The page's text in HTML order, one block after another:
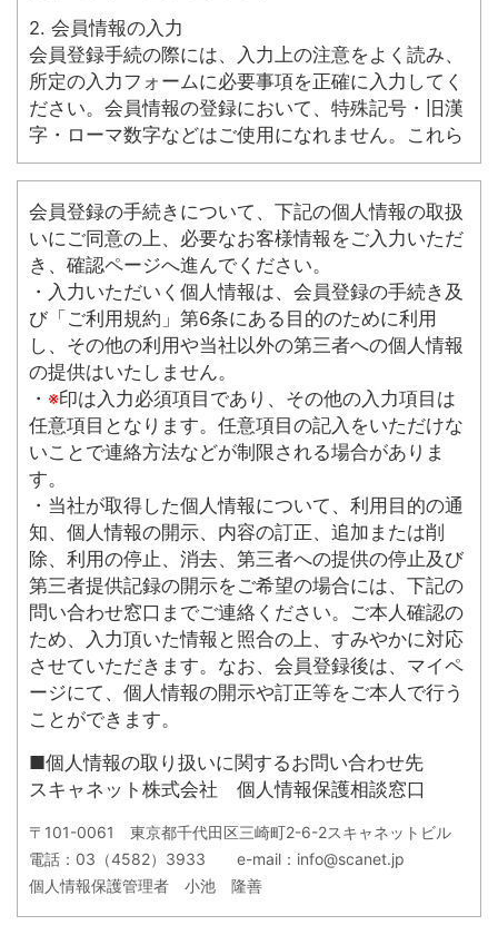
2. 会員情報の入力
会員登録手続の際には、入力上の注意をよく読み、
所定の入力フォームに必要事項を正確に入力してく
ださい。会員情報の登録において、特殊記号・旧漢
字・ローマ数字などはご使用になれません。これら
の文字が登録された場合は当社にて変更致します。
3. パスワードの管理
(1)パスワードは会員本人のみが利用できるものと
し、第三者に譲渡・貸与できないものとします。
(2)パスワードは、他人に知られることがないよう定
期的に変更する等、会員本人が責任をもって管理
してください。
(3)パスワードを用いて当社に対して行われた意思
表示は、会員本人の意思表示とみなし、そのため
に生じる支払等はすべて会員の責任となります。
第3条 (変更)
1. 会員は、氏名、住所など当社に届け出た事項に変
更があった場合には、速やかに当社に連絡するも
のとします。
2. 変更登録がなされなかったことにより生じた損害
について、当社は一切責任を負いません。また、
変更登録がなされた場合でも、変更登録前にすで
に手続がなされた取引は、変更登録前の情報に基
づいて行われますのでご注意ください。
第4条 (退会)
続きを行ってください。所定の退会手続の終了後
に、退会となります。
第5条 (会員資格の喪失及び賠償義務)
1. 会員が、会員資格取得申込の際に虚偽の申告をし
たとき、通信販売による代金支払債務を怠ったと
き、その他当社が会員として不適当と認める事由
会員登録の手続きについて、下記の個人情報の取扱
いにご同意の上、必要なお客様情報をご入力いただ
き、確認ページへ進んでください。
・入力いただいく個人情報は、会員登録の手続き及
び「ご利用規約」第6条にある目的のために利用
し、その他の利用や当社以外の第三者への個人情報
の提供はいたしません。
・ ※印は入力必須項目であり、その他の入力項目は
任意項目となります。任意項目の記入をいただけな
いことで連絡方法などが制限される場合がありま
す。
・当社が取得した個人情報について、利用目的の通
知、個人情報の開示、内容の訂正、追加または削
除、利用の停止、消去、第三者への提供の停止及び
第三者提供記録の開示をご希望の場合には、下記の
問い合わせ窓口までご連絡ください。ご本人確認の
ため、入力頂いた情報と照合の上、すみやかに対応
させていただきます。なお、会員登録後は、マイペ
ージにて、個人情報の開示や訂正等をご本人で行う
ことができます。
■個人情報の取り扱いに関するお問い合わせ先
スキャネット株式会社 個人情報保護相談窓口
〒101-0061 東京都千代田区三崎町2-6-2スキャネットビル
電話：03（4582）3933 e-mail：info@scanet.jp
個人情報保護管理者 小池 隆善